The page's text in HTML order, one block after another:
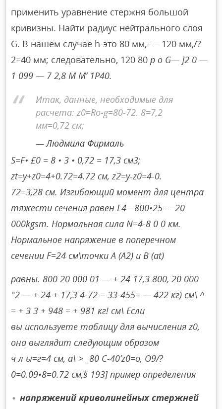
применить уравнение стержня большой
кривизны. Найти радиус нейтрального слоя
G. В нашем случае h-это 80 мм,= = 120 мм,/?
2=40 мм; следовательно, 120 80p o G— ]2 0 —
1 099 — 7 2,8 М М’ 1P40.
Итак, данные, необходимые для
расчета: z0=Ro-g=80-72. 8=7,2
мм=0,72 см;
Людмила Фирмаль
S=F• £0 = 8 • 3 • 0,72 = 17,3 см3;
zt=y+z0=4+0.72=4.72 см, z2=y-z0=4-0.
72=3,28 см. Изгибающий момент для центра
тяжести сечения равен L4=-800•25= −20
000kgsm. Нормальная сила N=4-8 0 0 км.
Нормальное напряжение в поперечном
сечении F=24 см\точки A (A2) и B (at)
равны. 800 20 000 01 — + 24 17,3 800, 20 000
°2 — + 24 + 17,3 4-72 = 33-455= — 422 кг) см\ ^
= + 3 3 + 948 = + 981 кг! см\ Если
вы используете таблицу для вычисления z0,
она выглядит следующим образом
ч л ы=г=4 см, а\ > _80 С-40’z0=о, O9/?
0=0.09•8=0.72 см,§ 193] пример определения
напряжений криволинейных стержней